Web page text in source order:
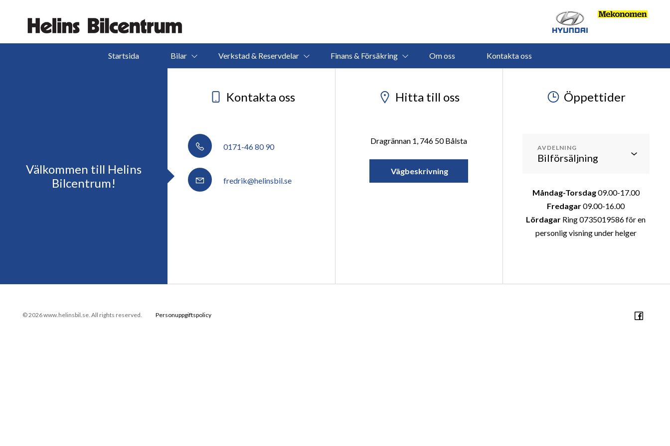
Startsida Bilar Verkstad & Reservdelar Finans & Försäkring Om oss Kontakta oss
Välkommen till Helins
Bilcentrum!
Kontakta oss
0171-46 80 90
fredrik@helinsbil.se
Hitta till oss
Dragrännan 1, 746 50 Bålsta
Vägbeskrivning
Öppettider
AVDELNING
Måndag-Torsdag09.00-17.00
Fredagar09.00-16.00
Lördagar Ring 0735019586 för en
personlig visning under helger
© 2026 www.helinsbil.se. All rights reserved. Personuppgiftspolicy